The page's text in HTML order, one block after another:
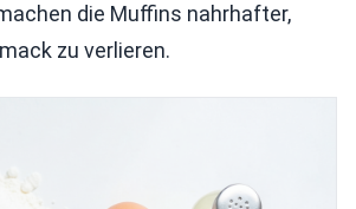
die Muffins nahrhafter,
zu verlieren.